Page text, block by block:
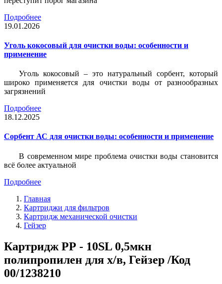
Подробнее
19.01.2026
Уголь кокосовый для очистки воды: особенности и
применение
Уголь кокосовый – это натуральный сорбент, который
широко применяется для очистки воды от разнообразных
загрязнений
Подробнее
18.12.2025
Сорбент АС для очистки воды: особенности и применение
В современном мире проблема очистки воды становится
всё более актуальной
Подробнее
Главная
Картриджи для фильтров
Картридж механической очистки
Гейзер
Картридж РР - 10SL 0,5мкн
полипропилен для х/в, Гейзер /Код
00/1238210